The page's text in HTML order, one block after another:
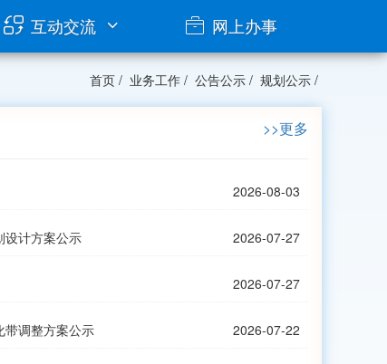
互动交流 网上办事
首页 / 业务工作 / 公告公示 / 规划公示 /
>>更多
2026-08-03
设计方案公示 2026-07-27
2026-07-27
调整方案公示 2026-07-22